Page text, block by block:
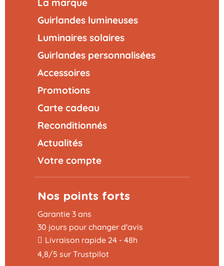
La marque
Guirlandes lumineuses
Luminaires solaires
Guirlandes personnalisées
Accessoires
Promotions
Carte cadeau
Reconditionnés
Actualités
Votre compte
Nos points forts
Garantie 3 ans
30 jours pour changer d'avis
Livraison rapide 24 - 48h
4,8/5 sur Trustpilot